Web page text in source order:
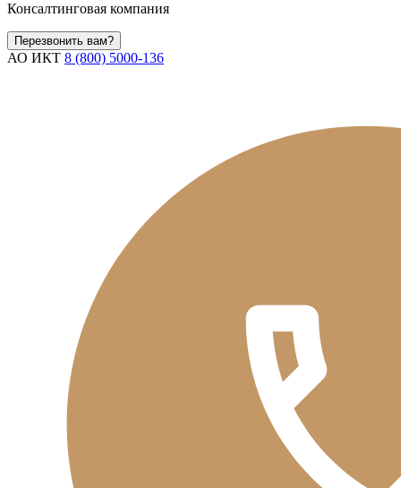
Консалтинговая компания
Перезвонить вам?
АО ИКТ 8 (800) 5000-136